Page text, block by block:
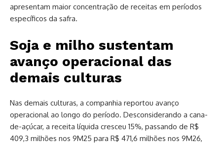
apresentam maior concentração de receitas em períodos
específicos da safra.
Soja e milho sustentam
avanço operacional das
demais culturas
Nas demais culturas, a companhia reportou avanço
operacional ao longo do período. Desconsiderando a cana-
de-açúcar, a receita líquida cresceu 15%, passando de R$
409,3 milhões nos 9M25 para R$ 471,6 milhões nos 9M26,